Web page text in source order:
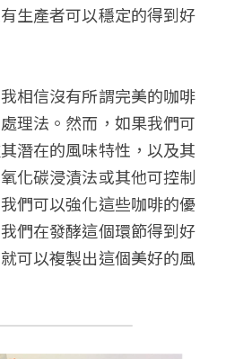
生產者可以穩定的得到好
相信沒有所謂完美的咖啡
理法。然而，如果我們可
潛在的風味特性，以及其
化碳浸漬法或其他可控制
們可以強化這些咖啡的優
們在發酵這個環節得到好
可以複製出這個美好的風